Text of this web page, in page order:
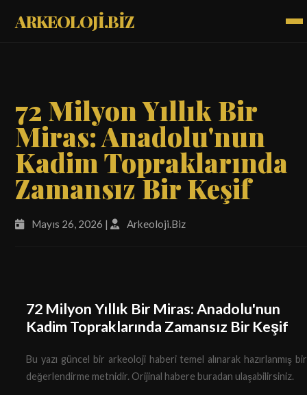
ARKEOLOJİ.BİZ
72 Milyon Yıllık Bir
Miras: Anadolu'nun
Kadim Topraklarında
Zamansız Bir Keşif
Mayıs 26, 2026 | Arkeoloji.Biz
72 Milyon Yıllık Bir Miras: Anadolu'nun
Kadim Topraklarında Zamansız Bir Keşif
Bu yazı güncel bir arkeoloji haberi temel alınarak hazırlanmış bir
değerlendirme metnidir. Orijinal habere buradan ulaşabilirsiniz.